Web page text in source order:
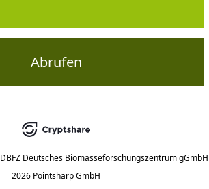
Abrufen
DBFZ Deutsches Biomasseforschungszentrum gGmbH
2026 Pointsharp GmbH